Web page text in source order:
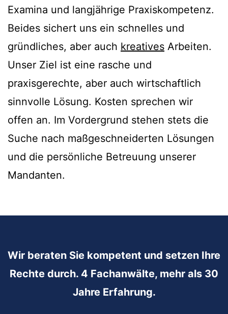
Examina und langjährige Praxiskompetenz.
Beides sichert uns ein schnelles und
gründliches, aber auch kreatives Arbeiten.
Unser Ziel ist eine rasche und
praxisgerechte, aber auch wirtschaftlich
sinnvolle Lösung. Kosten sprechen wir
offen an. Im Vordergrund stehen stets die
Suche nach maßgeschneiderten Lösungen
und die persönliche Betreuung unserer
Mandanten.
Wir beraten Sie kompetent und setzen Ihre
Rechte durch. 4 Fachanwälte, mehr als 30
Jahre Erfahrung.